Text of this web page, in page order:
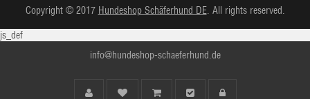
Copyright © 2017 Hundeshop Schäferhund DE. All rights reserved.
js_def
info@hundeshop-schaeferhund.de